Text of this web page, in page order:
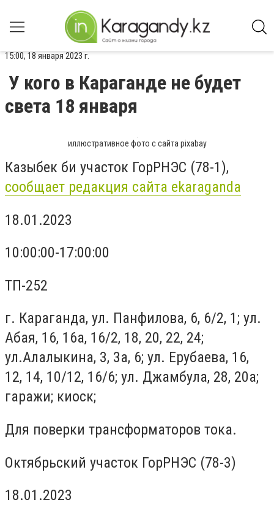
15:00, 18 января 2023 г.
У кого в Караганде не будет
света 18 января
иллюстративное фото с сайта pixabay
Казыбек би участок ГорРНЭС (78-1),
сообщает редакция сайта ekaraganda
18.01.2023
10:00:00-17:00:00
ТП-252
г. Караганда, ул. Панфилова, 6, 6/2, 1; ул.
Абая, 16, 16а, 16/2, 18, 20, 22, 24;
ул.Алалыкина, 3, 3а, 6; ул. Ерубаева, 16,
12, 14, 10/12, 16/6; ул. Джамбула, 28, 20а;
гаражи; киоск;
Для поверки трансформаторов тока.
Октябрьский участок ГорРНЭС (78-3)
18.01.2023